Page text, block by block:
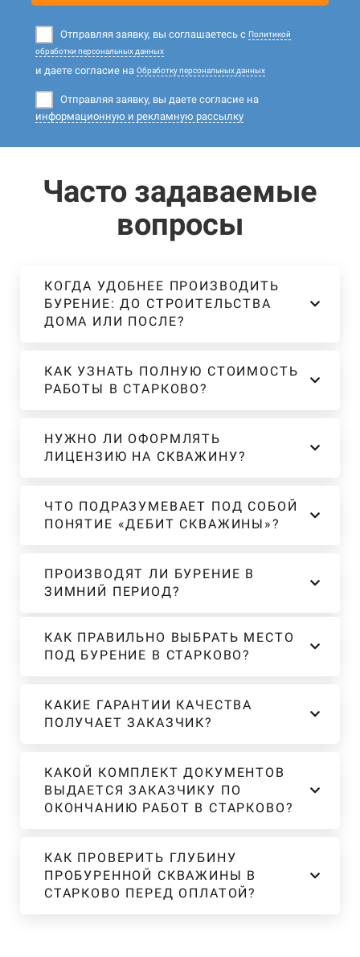
Отправляя заявку, вы соглашаетесь с Политикой
обработки персональных данных
и даете согласие на Обработку персональных данных
Отправляя заявку, вы даете согласие на
информационную и рекламную рассылку
Часто задаваемые
вопросы
КОГДА УДОБНЕЕ ПРОИЗВОДИТЬ
БУРЕНИЕ: ДО СТРОИТЕЛЬСТВА
ДОМА ИЛИ ПОСЛЕ?
КАК УЗНАТЬ ПОЛНУЮ СТОИМОСТЬ
РАБОТЫ В СТАРКОВО?
НУЖНО ЛИ ОФОРМЛЯТЬ
ЛИЦЕНЗИЮ НА СКВАЖИНУ?
ЧТО ПОДРАЗУМЕВАЕТ ПОД СОБОЙ
ПОНЯТИЕ «ДЕБИТ СКВАЖИНЫ»?
ПРОИЗВОДЯТ ЛИ БУРЕНИЕ В
ЗИМНИЙ ПЕРИОД?
КАК ПРАВИЛЬНО ВЫБРАТЬ МЕСТО
ПОД БУРЕНИЕ В СТАРКОВО?
КАКИЕ ГАРАНТИИ КАЧЕСТВА
ПОЛУЧАЕТ ЗАКАЗЧИК?
КАКОЙ КОМПЛЕКТ ДОКУМЕНТОВ
ВЫДАЕТСЯ ЗАКАЗЧИКУ ПО
ОКОНЧАНИЮ РАБОТ В СТАРКОВО?
КАК ПРОВЕРИТЬ ГЛУБИНУ
ПРОБУРЕННОЙ СКВАЖИНЫ В
СТАРКОВО ПЕРЕД ОПЛАТОЙ?